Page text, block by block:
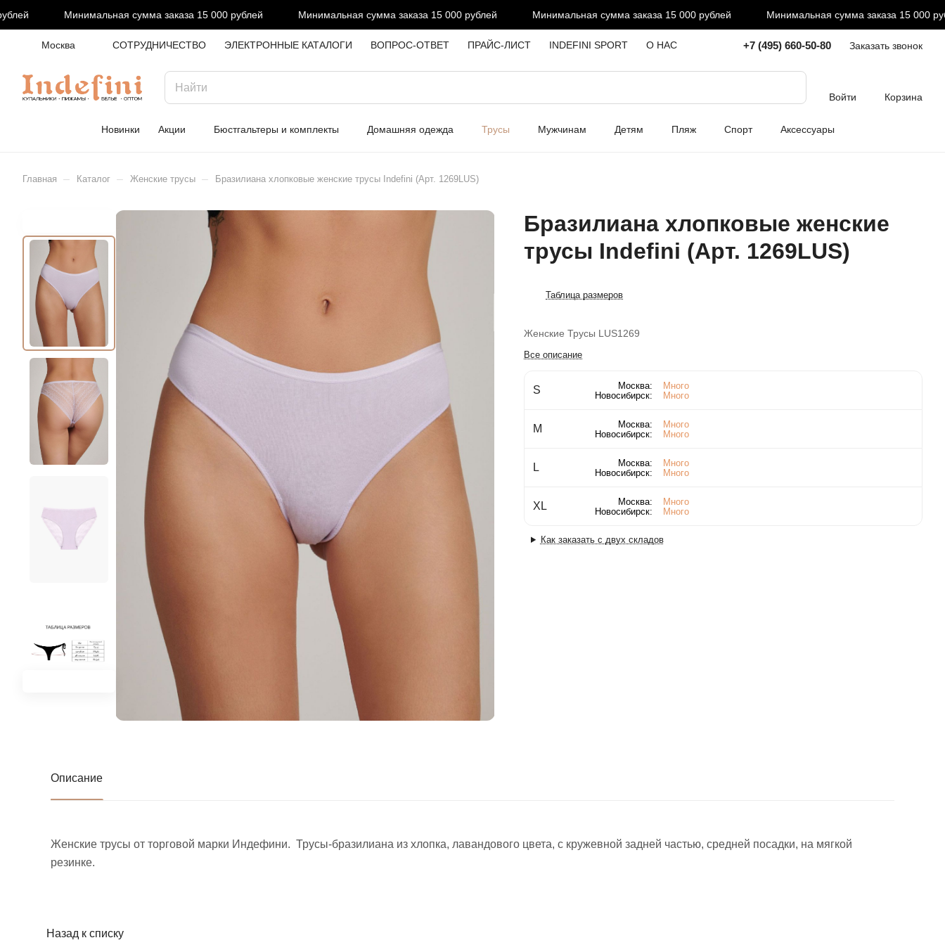
Минимальная сумма заказа 15 000 рублей Минимальная сумма заказа 15 000 рублей Минимальная сумма заказа 15 000 рублей Минимальная сумма заказа 15 000
Москва СОТРУДНИЧЕСТВО ЭЛЕКТРОННЫЕ КАТАЛОГИ ВОПРОС-ОТВЕТ ПРАЙС-ЛИСТ INDEFINI SPORT О НАС +7 (495) 660-50-80 Заказать звонок
Войти Корзина
Новинки Акции Бюстгальтеры и комплекты Домашняя одежда Трусы Мужчинам Детям Пляж Спорт Аксессуары
Главная – Каталог – Женские трусы – Бразилиана хлопковые женские трусы Indefini (Арт. 1269LUS)
Бразилиана хлопковые женские
трусы Indefini (Арт. 1269LUS)
Таблица размеров
Женские Трусы LUS1269
Все описание
S Москва:
Много
Новосибирск:
Много
M Москва:
Много
Новосибирск:
Много
L Москва:
Много
Новосибирск:
Много
XL Москва:
Много
Новосибирск:
Много
Как заказать с двух складов
Описание
Женские трусы от торговой марки Индефини. Трусы-бразилиана из хлопка, лавандового цвета, с кружевной задней частью, средней посадки, на мягкой
резинке.
Назад к списку